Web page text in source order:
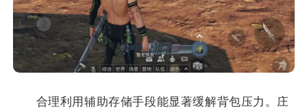
合理利用辅助存储手段能显著缓解背包压力。庄